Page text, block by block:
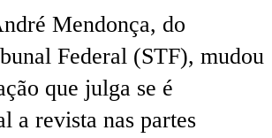
Mendonça, do
Federal (STF), mudou
que julga se é
a revista nas partes